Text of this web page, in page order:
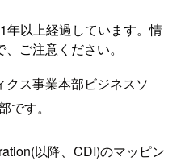
年以上経過しています。情
ご注意ください。
ス事業本部ビジネスソ
です。
以降、CDI)のマッピン